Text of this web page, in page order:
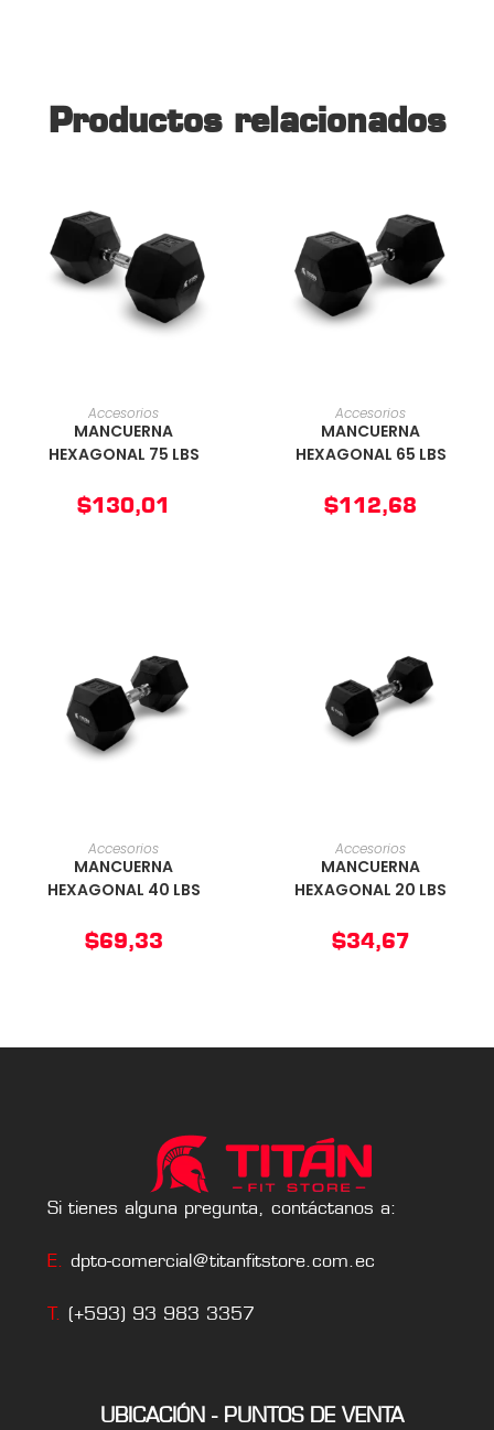
Productos relacionados
AÑADIR AL CARRITO
Accesorios
MANCUERNA
HEXAGONAL 75 LBS
$130,01
AÑADIR AL CARRITO
Accesorios
MANCUERNA
HEXAGONAL 65 LBS
$112,68
AÑADIR AL CARRITO
Accesorios
MANCUERNA
HEXAGONAL 40 LBS
$69,33
AÑADIR AL CARRITO
Accesorios
MANCUERNA
HEXAGONAL 20 LBS
$34,67
Si tienes alguna pregunta, contáctanos a:
E. dpto-comercial@titanfitstore.com.ec
T. (+593) 93 983 3357
UBICACIÓN - PUNTOS DE VENTA